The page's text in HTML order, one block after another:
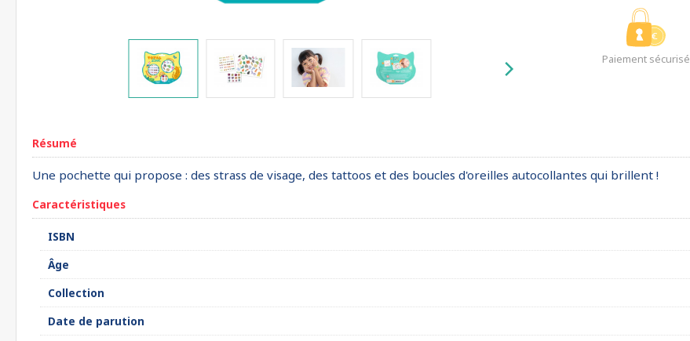
Paiement sécurisé
Résumé
Une pochette qui propose : des strass de visage, des tattoos et des boucles d'oreilles autocollantes qui brillent !
Caractéristiques
ISBN
Âge
Collection
Date de parution